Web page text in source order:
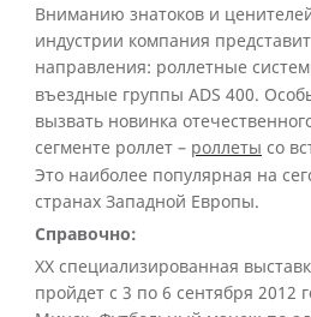
Вниманию знатоков и
индустрии компания
направления: роллетные
въездные группы ADS 400.
вызвать новинка
сегменте роллет – роллеты со
Это наиболее популярная на
странах Западной Европы.
Справочно:
XX специализированная
пройдет с 3 по 6 сентября 2012